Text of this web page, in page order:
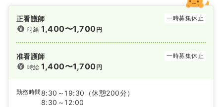
正看護師
一時募集休止
時給1,400〜1,700円
准看護師
一時募集休止
時給1,400〜1,700円
勤務時間 8:30～19:30
（休憩200分）
8:30～12:00